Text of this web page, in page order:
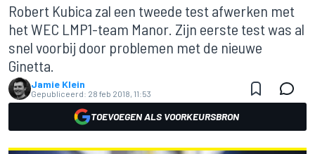
Robert Kubica zal een tweede test afwerken met
het WEC LMP1-team Manor. Zijn eerste test was al
snel voorbij door problemen met de nieuwe
Ginetta.
Jamie Klein
Gepubliceerd: 28 feb 2018, 11:53
TOEVOEGEN ALS VOORKEURSBRON